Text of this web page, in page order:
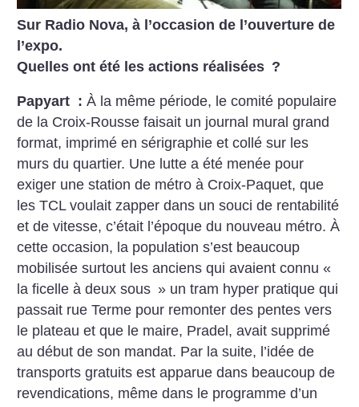
Sur Radio Nova, à l’occasion de l’ouverture de
l’expo.
Quelles ont été les actions réalisées ?
Papyart : À la même période, le comité populaire
de la Croix-Rousse faisait un journal mural grand
format, imprimé en sérigraphie et collé sur les
murs du quartier. Une lutte a été menée pour
exiger une station de métro à Croix-Paquet, que
les TCL voulait zapper dans un souci de rentabilité
et de vitesse, c’était l’époque du nouveau métro. À
cette occasion, la population s’est beaucoup
mobilisée surtout les anciens qui avaient connu «
la ficelle à deux sous » un tram hyper pratique qui
passait rue Terme pour remonter des pentes vers
le plateau et que le maire, Pradel, avait supprimé
au début de son mandat. Par la suite, l’idée de
transports gratuits est apparue dans beaucoup de
revendications, même dans le programme d’un